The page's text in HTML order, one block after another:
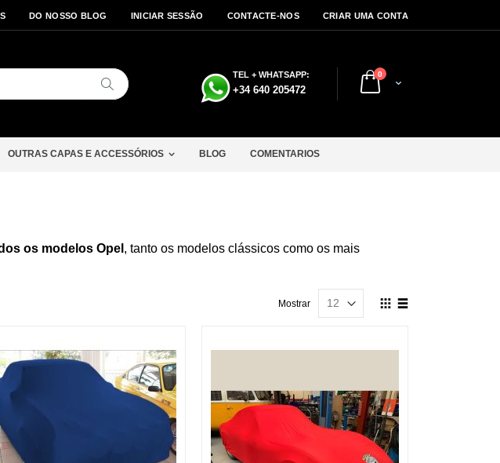
DO NOSSO BLOG INICIAR SESSÃO CONTACTE-NOS CRIAR UMA CONTA
Cart
0artigos
Pesquisa
TEL + WHATSAPP:
+34 640 205472
OUTRAS CAPAS E ACCESSÓRIOS BLOG COMENTARIOS
os modelos Opel , tanto os modelos clássicos como os mais
Ver
como
Mostrar